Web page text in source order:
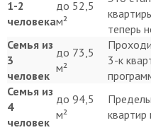
1-2
человека
до 52,5
м²
теперь
Семья из
3
человек
до 73,5
м²
3-к
Семья из
4
человек
до 94,5
м²
квартир